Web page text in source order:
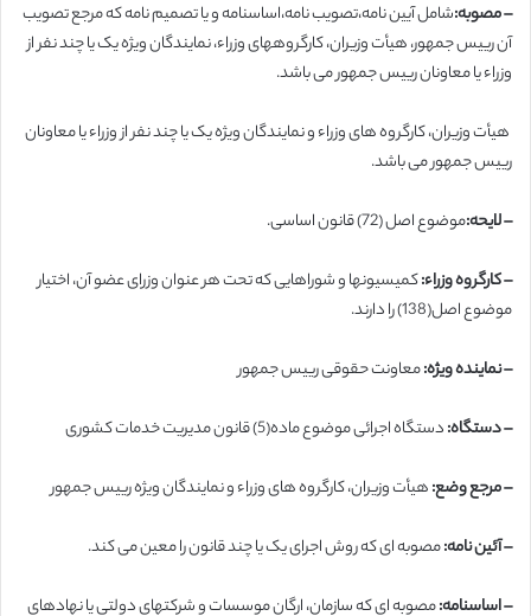
– مصوبه:شامل آیین نامه،تصویب نامه،اساسنامه و یا تصمیم نامه که مرجع تصویب
آن رییس جمهور، هیأت وزیران، کارگروههای وزراء، نمایندگان ویژه یک یا چند نفر از
وزراء یا معاونان رییس جمهور می باشد.
هیأت وزیران، کارگروه های وزراء و نمایندگان ویژه یک یا چند نفر از وزراء یا معاونان
رییس جمهور می باشد.
– لایحه:موضوع اصل (72) قانون اساسی.
– کارگروه وزراء:کمیسیونها و شوراهایی که تحت هر عنوان وزرای عضو آن، اختیار
موضوع اصل(138) را دارند.
– نماینده ویژه:معاونت حقوقی رییس جمهور
– دستگاه:دستگاه اجرائی موضوع ماده(5) قانون مدیریت خدمات کشوری
– مرجع وضع:هیأت وزیران، کارگروه های وزراء و نمایندگان ویژه رییس جمهور
– آئین نامه:مصوبه ای که روش اجرای یک یا چند قانون را معین می کند.
– اساسنامه:مصوبه ای که سازمان، ارگان موسسات و شرکتهای دولتی یا نهادهای